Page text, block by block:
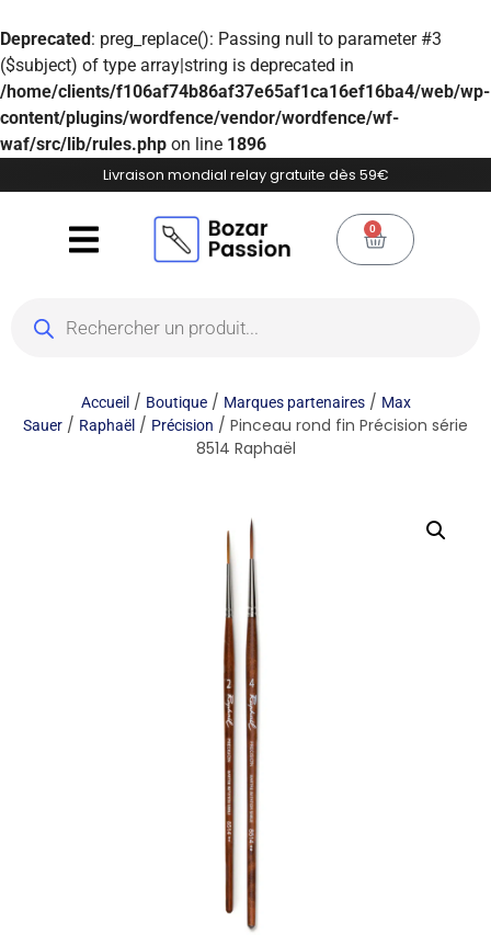
Deprecated: preg_replace(): Passing null to parameter #3
($subject) of type array|string is deprecated in
/home/clients/f106af74b86af37e65af1ca16ef16ba4/web/wp-
content/plugins/wordfence/vendor/wordfence/wf-
waf/src/lib/rules.php on line 1896
Livraison mondial relay gratuite dès 59€
0
Accueil/ Boutique/ Marques partenaires/ Max
Sauer / Raphaël / Précision / Pinceau rond fin Précision série
8514 Raphaël